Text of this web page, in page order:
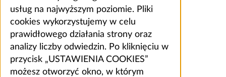
usług na najwyższym poziomie. Pliki
cookies wykorzystujemy w celu
prawidłowego działania strony oraz
analizy liczby odwiedzin. Po kliknięciu w
przycisk „USTAWIENIA COOKIES”
możesz otworzyć okno, w którym